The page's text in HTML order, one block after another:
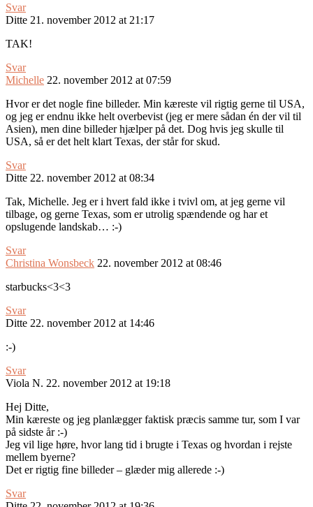
Svar
Ditte 21. november 2012 at 21:17
TAK!
Svar
Michelle 22. november 2012 at 07:59
Hvor er det nogle fine billeder. Min kæreste vil rigtig gerne til USA,
og jeg er endnu ikke helt overbevist (jeg er mere sådan én der vil til
Asien), men dine billeder hjælper på det. Dog hvis jeg skulle til
USA, så er det helt klart Texas, der står for skud.
Svar
Ditte 22. november 2012 at 08:34
Tak, Michelle. Jeg er i hvert fald ikke i tvivl om, at jeg gerne vil
tilbage, og gerne Texas, som er utrolig spændende og har et
opslugende landskab… :-)
Svar
Christina Wonsbeck 22. november 2012 at 08:46
starbucks<3<3
Svar
Ditte 22. november 2012 at 14:46
:-)
Svar
Viola N. 22. november 2012 at 19:18
Hej Ditte,
Min kæreste og jeg planlægger faktisk præcis samme tur, som I var
på sidste år :-)
Jeg vil lige høre, hvor lang tid i brugte i Texas og hvordan i rejste
mellem byerne?
Det er rigtig fine billeder – glæder mig allerede :-)
Svar